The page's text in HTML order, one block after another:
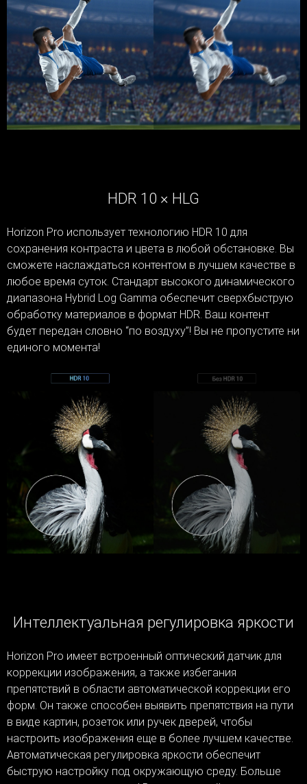
HDR 10 × HLG
Horizon Pro использует технологию HDR 10 для
сохранения контраста и цвета в любой обстановке. Вы
сможете наслаждаться контентом в лучшем качестве в
любое время суток. Стандарт высокого динамического
диапазона Hybrid Log Gamma обеспечит сверхбыструю
обработку материалов в формат HDR. Ваш контент
будет передан словно “по воздуху”! Вы не пропустите ни
единого момента!
Интеллектуальная регулировка яркости
Horizon Pro имеет встроенный оптический датчик для
коррекции изображения, а также избегания
препятствий в области автоматической коррекции его
форм. Он также способен выявить препятствия на пути
в виде картин, розеток или ручек дверей, чтобы
настроить изображения еще в более лучшем качестве.
Автоматическая регулировка яркости обеспечит
быструю настройку под окружающую среду. Больше